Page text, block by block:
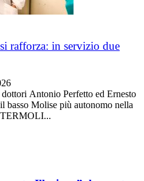
rafforza: in servizio due
Antonio Perfetto ed Ernesto
basso Molise più autonomo nella
TERMOLI...